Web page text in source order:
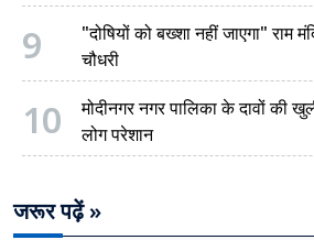
9
"दोषियों को बख्शा नहीं जाएगा" राम
चौधरी
10
मोदीनगर नगर पालिका के दावों की
लोग परेशान
जरूर पढ़ें »